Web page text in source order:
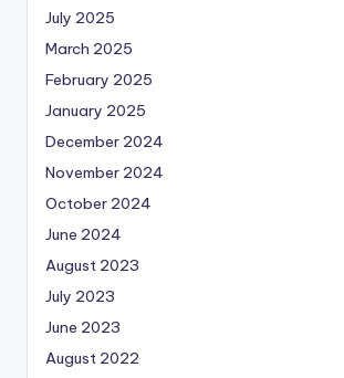
July 2025
March 2025
February 2025
January 2025
December 2024
November 2024
October 2024
June 2024
August 2023
July 2023
June 2023
August 2022